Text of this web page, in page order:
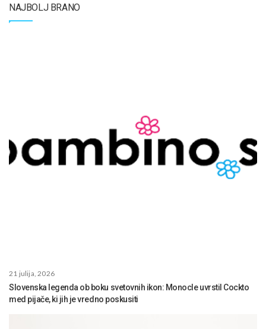
NAJBOLJ BRANO
21 julija, 2026
Slovenska legenda ob boku svetovnih ikon: Monocle uvrstil Cockto
med pijače, ki jih je vredno poskusiti